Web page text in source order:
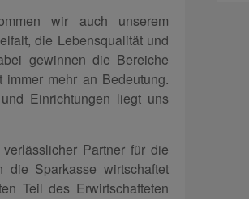
wir auch unserem
die Lebensqualität und
gewinnen die Bereiche
mehr an Bedeutung.
Einrichtungen liegt uns
Partner für die
die Sparkasse wirtschaftet
Teil des Erwirtschafteten